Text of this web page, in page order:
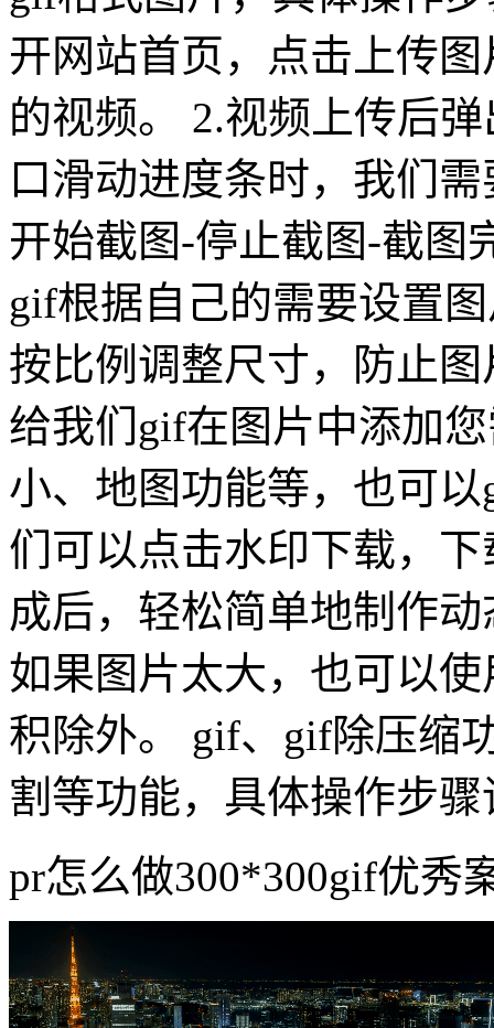
开网站首页，点击上传
的视频。 2.视频上传后
口滑动进度条时，我们
开始截图-停止截图-截图
gif根据自己的需要设置
按比例调整尺寸，防止
给我们gif在图片中添加
小、地图功能等，也可
们可以点击水印下载，
成后，轻松简单地制作
如果图片太大，也可以
积除外。 gif、gif除压缩
割等功能，具体操作步
pr怎么做300*300gif优秀